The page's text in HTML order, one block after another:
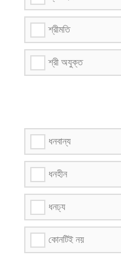
শ্রীমতি
শ্রী অযুক্ত
ধনবান্য
ধনহীন
ধনঢ্য
কোনটিই নয়